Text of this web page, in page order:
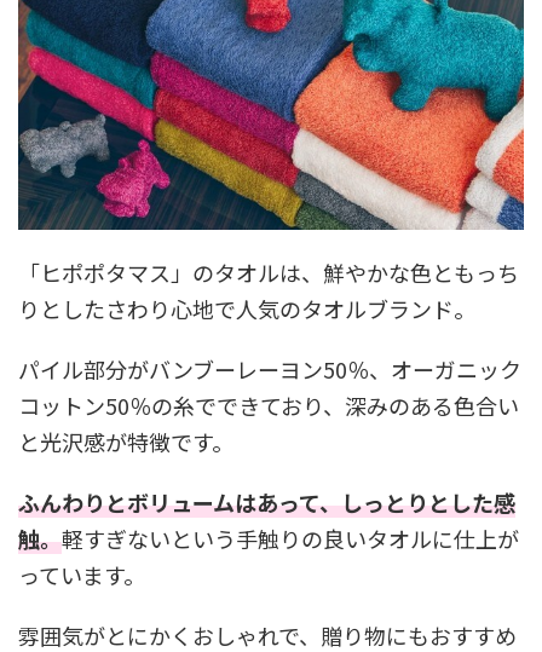
「ヒポポタマス」のタオルは、鮮やかな色ともっち
りとしたさわり心地で人気のタオルブランド。
パイル部分がバンブーレーヨン50％、オーガニック
コットン50％の糸でできており、深みのある色合い
と光沢感が特徴です。
ふんわりとボリュームはあって、しっとりとした感
触。軽すぎないという手触りの良いタオルに仕上が
っています。
雰囲気がとにかくおしゃれで、贈り物にもおすすめ